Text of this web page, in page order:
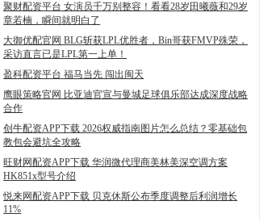
聚财配资平台 女演员千万别整容！看看28岁田曦薇和29岁
章若楠，瞬间就明白了
大御优配官网 BLG斩获LPL优胜者，Bin哥获FMVP殊荣，
采访直言已是LPL第一上单！
盈科配资平台 福马当先 闯出闽天
鹰眼策略官网 比亚迪官宣与曼城足球俱乐部达成深度战略
合作
创牛配资APP下载 2026权威指南图片怎么总结？零基础包
教包会避坑全攻略
旺财网配资APP下载 华润微代理商美林美深空调方案
HK851x型号介绍
悦来网配资APP下载 贝克休斯公布季度调整后利润增长
11%